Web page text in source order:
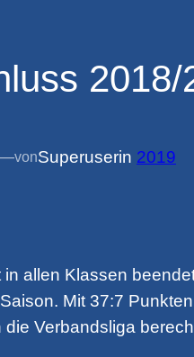
2018/
vonSuperuserin 2019
allen Klassen
Mit 37:7
Verbandsliga